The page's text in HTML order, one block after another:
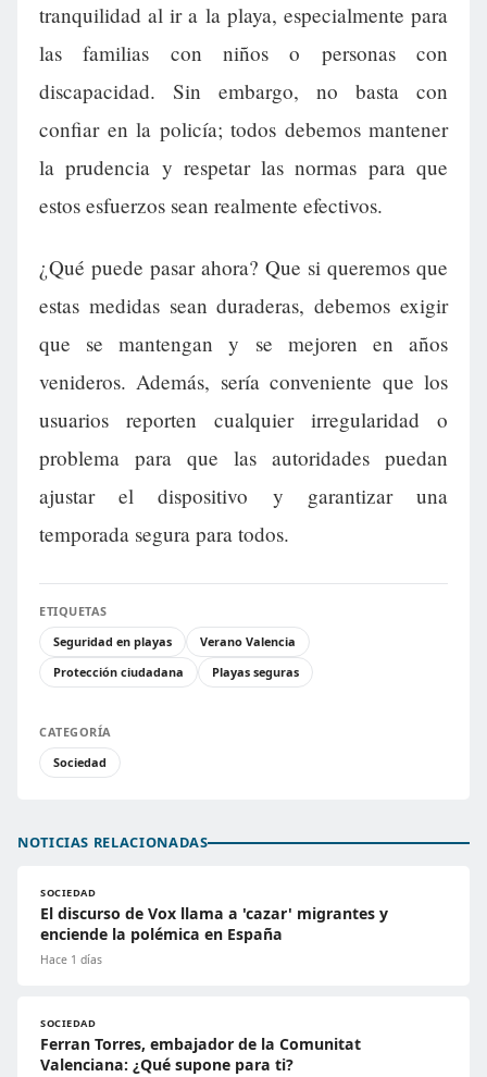
tranquilidad al ir a la playa, especialmente para
las familias con niños o personas con
discapacidad. Sin embargo, no basta con
confiar en la policía; todos debemos mantener
la prudencia y respetar las normas para que
estos esfuerzos sean realmente efectivos.
¿Qué puede pasar ahora? Que si queremos que
estas medidas sean duraderas, debemos exigir
que se mantengan y se mejoren en años
venideros. Además, sería conveniente que los
usuarios reporten cualquier irregularidad o
problema para que las autoridades puedan
ajustar el dispositivo y garantizar una
temporada segura para todos.
ETIQUETAS
Seguridad en playas
Verano Valencia
Protección ciudadana
Playas seguras
CATEGORÍA
Sociedad
NOTICIAS RELACIONADAS
SOCIEDAD
El discurso de Vox llama a 'cazar' migrantes y
enciende la polémica en España
Hace 1 días
SOCIEDAD
Ferran Torres, embajador de la Comunitat
Valenciana: ¿Qué supone para ti?